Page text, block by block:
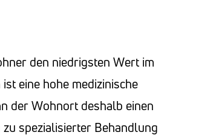
den niedrigsten Wert im
eine hohe medizinische
der Wohnort deshalb einen
spezialisierter Behandlung